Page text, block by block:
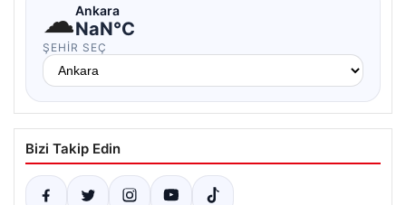
☁Ankara
NaN°C
ŞEHIR SEÇ
Bizi Takip Edin